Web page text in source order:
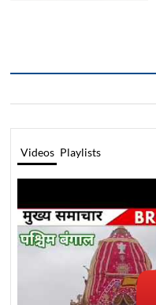
Videos Playlists